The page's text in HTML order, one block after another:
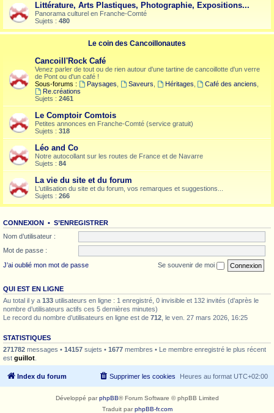
Littérature, Arts Plastiques, Photographie, Expositions...
Panorama culturel en Franche-Comté
Sujets : 480
Le coin des Cancoillonautes
Cancoill'Rock Café
Venez parler de tout ou de rien autour d'une tartine de cancoillotte d'un verre
de Pont ou d'un café !
Sous-forums :
Paysages Saveurs Héritages Café des anciens
Re.créations
Sujets : 2461
Le Comptoir Comtois
Petites annonces en Franche-Comté (service gratuit)
Sujets : 318
Léo and Co
Notre autocollant sur les routes de France et de Navarre
Sujets : 84
La vie du site et du forum
L'utilisation du site et du forum, vos remarques et suggestions...
Sujets : 266
CONNEXION • S’ENREGISTRER
Nom d’utilisateur :
Mot de passe :
J’ai oublié mon mot de passe
Se souvenir de moi
QUI EST EN LIGNE
Au total il y a 133 utilisateurs en ligne : 1 enregistré, 0 invisible et 132 invités (d’après le
nombre d’utilisateurs actifs ces 5 dernières minutes)
Le record du nombre d’utilisateurs en ligne est de 712 , le ven. 27 mars 2026, 16:25
STATISTIQUES
271782 messages • 14157 sujets • 1677 membres • Le membre enregistré le plus récent
est guillot
Index du forum Heures au format UTC+02:00
Supprimer les cookies
Développé parphpBB® Forum Software © phpBB Limited
Traduit parphpBB-fr.com